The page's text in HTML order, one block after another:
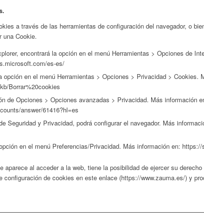
a través de las herramientas de configuración del navegador, o
una Cookie.
encontrará la opción en el menú Herramientas > Opciones de
es-es/
en el menú Herramientas > Opciones > Privacidad > Cookies.
Borrar%20cookies
de Opciones > Opciones avanzadas > Privacidad. Más información
answer/61416?hl=es
Seguridad y Privacidad, podrá configurar el navegador. Más
en el menú Preferencias/Privacidad. Más información en:
aparece al acceder a la web, tiene la posibilidad de ejercer su
configuración de cookies en este enlace (https://www.zauma.es/) y